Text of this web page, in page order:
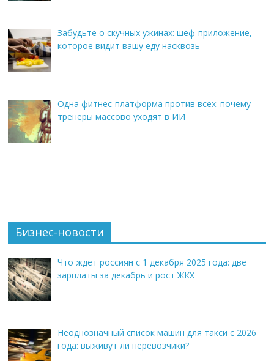
Забудьте о скучных ужинах: шеф-приложение,
которое видит вашу еду насквозь
Одна фитнес-платформа против всех: почему
тренеры массово уходят в ИИ
Бизнес-новости
Что ждет россиян с 1 декабря 2025 года: две
зарплаты за декабрь и рост ЖКХ
Неоднозначный список машин для такси с 2026
года: выживут ли перевозчики?